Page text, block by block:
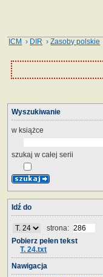
ICM › DIR ›Zasoby polskie
Wyszukiwanie
w książce
szukaj w całej serii
Idź do
strona:
Pobierz pełen tekst
T. 24.txt
Nawigacja